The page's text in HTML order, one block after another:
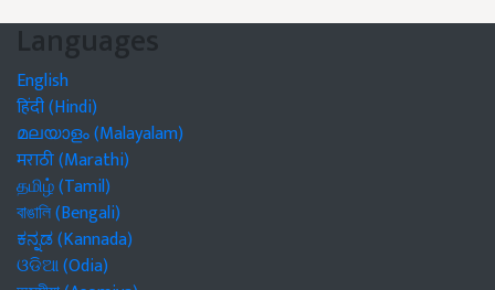
Languages
English
हिंदी (Hindi)
മലയാളം (Malayalam)
मराठी (Marathi)
தமிழ் (Tamil)
বাঙালি (Bengali)
ಕನ್ನಡ (Kannada)
ଓଡିଆ (Odia)